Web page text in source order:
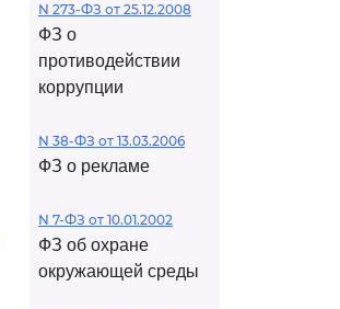
N 273-ФЗ от 25.12.2008
ФЗ о
противодействии
коррупции
N 38-ФЗ от 13.03.2006
ФЗ о рекламе
N 7-ФЗ от 10.01.2002
ФЗ об охране
окружающей среды